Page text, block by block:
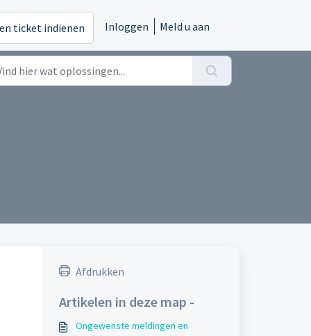
ticket indienen Inloggen Meld u aan
Afdrukken
Artikelen in deze map -
Ongewenste meldingen en